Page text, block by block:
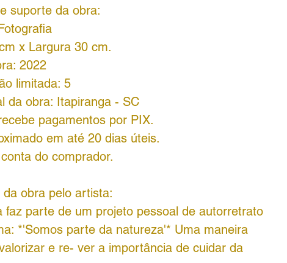
suporte da obra:
x Largura 30 cm.
2022
limitada: 5
da obra: Itapiranga - SC
pagamentos por PIX.
em até 20 dias úteis.
do comprador.
da obra pelo artista:
faz parte de um projeto pessoal de autorretrato
*'Somos parte da natureza'* Uma maneira
e re- ver a importância de cuidar da